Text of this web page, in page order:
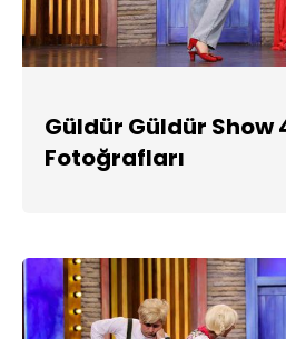
Güldür Güldür Show
Fotoğrafları